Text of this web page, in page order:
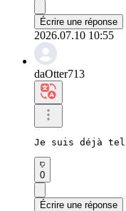
Écrire une réponse
2026.07.10 10:55
daOtter713
Je suis déjà
0
Écrire une réponse